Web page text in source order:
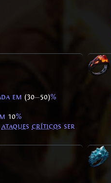
em (30—50)%
10%
ataques críticos ser